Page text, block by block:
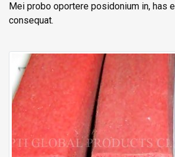
Mei probo oportere posidonium in, has
consequat.